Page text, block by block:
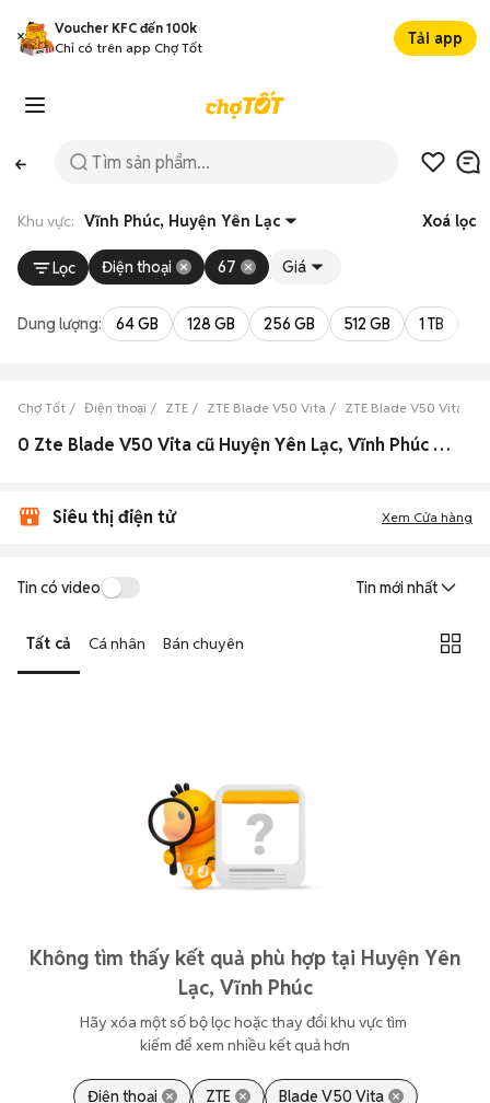
Voucher KFC đến 100k
Chỉ có trên app Chợ Tốt
Tải app
Khu vực: Vĩnh Phúc, Huyện Yên Lạc Xoá lọc
Lọc Điện thoại 67 Giá
Dung lượng: 64 GB 128 GB 256 GB 512 GB 1 TB
Chợ Tốt Điện thoại ZTE ZTE Blade V50 Vita ZTE Blade V50 Vita
0 Zte Blade V50 Vita cũ Huyện Yên Lạc, Vĩnh Phúc đẹp
Siêu thị điện tử Xem Cửa hàng
Tin có video Tin mới nhất
Tất cả Cá nhân Bán chuyên
Không tìm thấy kết quả phù hợp tại Huyện Yên
Lạc, Vĩnh Phúc
Hãy xóa một số bộ lọc hoặc thay đổi khu vực tìm
kiếm để xem nhiều kết quả hơn
Điện thoại ZTE Blade V50 Vita